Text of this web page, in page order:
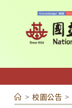
容
> 校園公告 >